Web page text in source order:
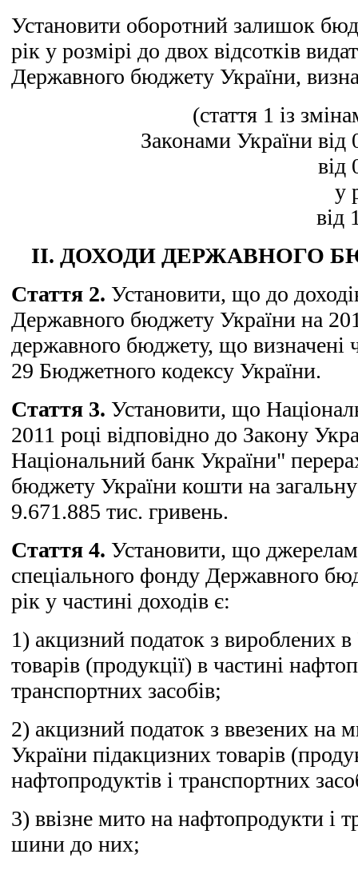
Установити оборотний залишок
рік у розмірі до двох відсотків
Державного бюджету України,
(стаття 1 із
Законами України
від
у
від
II. ДОХОДИ ДЕРЖАВНОГО
Стаття 2. Установити, що до
Державного бюджету України на
державного бюджету, що визначені
29 Бюджетного кодексу України.
Стаття 3. Установити, що
2011 році відповідно до Закону
Національний банк України"
бюджету України кошти на
9.671.885 тис. гривень.
Стаття 4. Установити, що
спеціального фонду Державного
рік у частині доходів є:
1) акцизний податок з вироблених в
товарів (продукції) в частині
транспортних засобів;
2) акцизний податок з ввезених на
України підакцизних товарів
нафтопродуктів і транспортних
3) ввізне мито на нафтопродукти і
шини до них;